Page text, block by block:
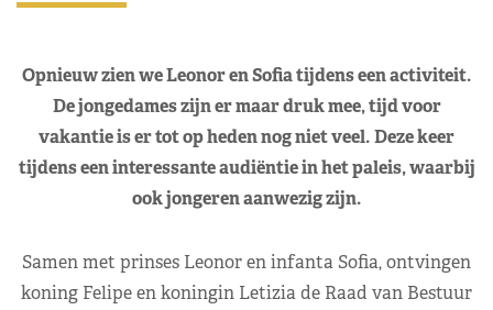
Opnieuw zien we Leonor en Sofia tijdens een activiteit.
De jongedames zijn er maar druk mee, tijd voor
vakantie is er tot op heden nog niet veel.Deze keer
tijdens een interessante audiëntie in het paleis, waarbij
ook jongeren aanwezig zijn.
Samen met prinses Leonor en infanta Sofia, ontvingen
koning Felipe en koningin Letizia de Raad van Bestuur